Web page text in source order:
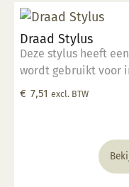
Draad Stylus
Deze stylus heeft
wordt gebruikt voor
groeven van
€ 7,51 excl. BTW